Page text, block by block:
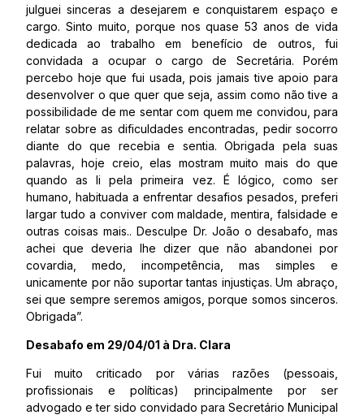
julguei sinceras a desejarem e conquistarem espaço e
cargo. Sinto muito, porque nos quase 53 anos de vida
dedicada ao trabalho em benefício de outros, fui
convidada a ocupar o cargo de Secretária. Porém
percebo hoje que fui usada, pois jamais tive apoio para
desenvolver o que quer que seja, assim como não tive a
possibilidade de me sentar com quem me convidou, para
relatar sobre as dificuldades encontradas, pedir socorro
diante do que recebia e sentia. Obrigada pela suas
palavras, hoje creio, elas mostram muito mais do que
quando as li pela primeira vez. É lógico, como ser
humano, habituada a enfrentar desafios pesados, preferi
largar tudo a conviver com maldade, mentira, falsidade e
outras coisas mais.. Desculpe Dr. João o desabafo, mas
achei que deveria lhe dizer que não abandonei por
covardia, medo, incompetência, mas simples e
unicamente por não suportar tantas injustiças. Um abraço,
sei que sempre seremos amigos, porque somos sinceros.
Obrigada”.
Desabafo em 29/04/01 à Dra. Clara
Fui muito criticado por várias razões (pessoais,
profissionais e políticas) principalmente por ser
advogado e ter sido convidado para Secretário Municipal